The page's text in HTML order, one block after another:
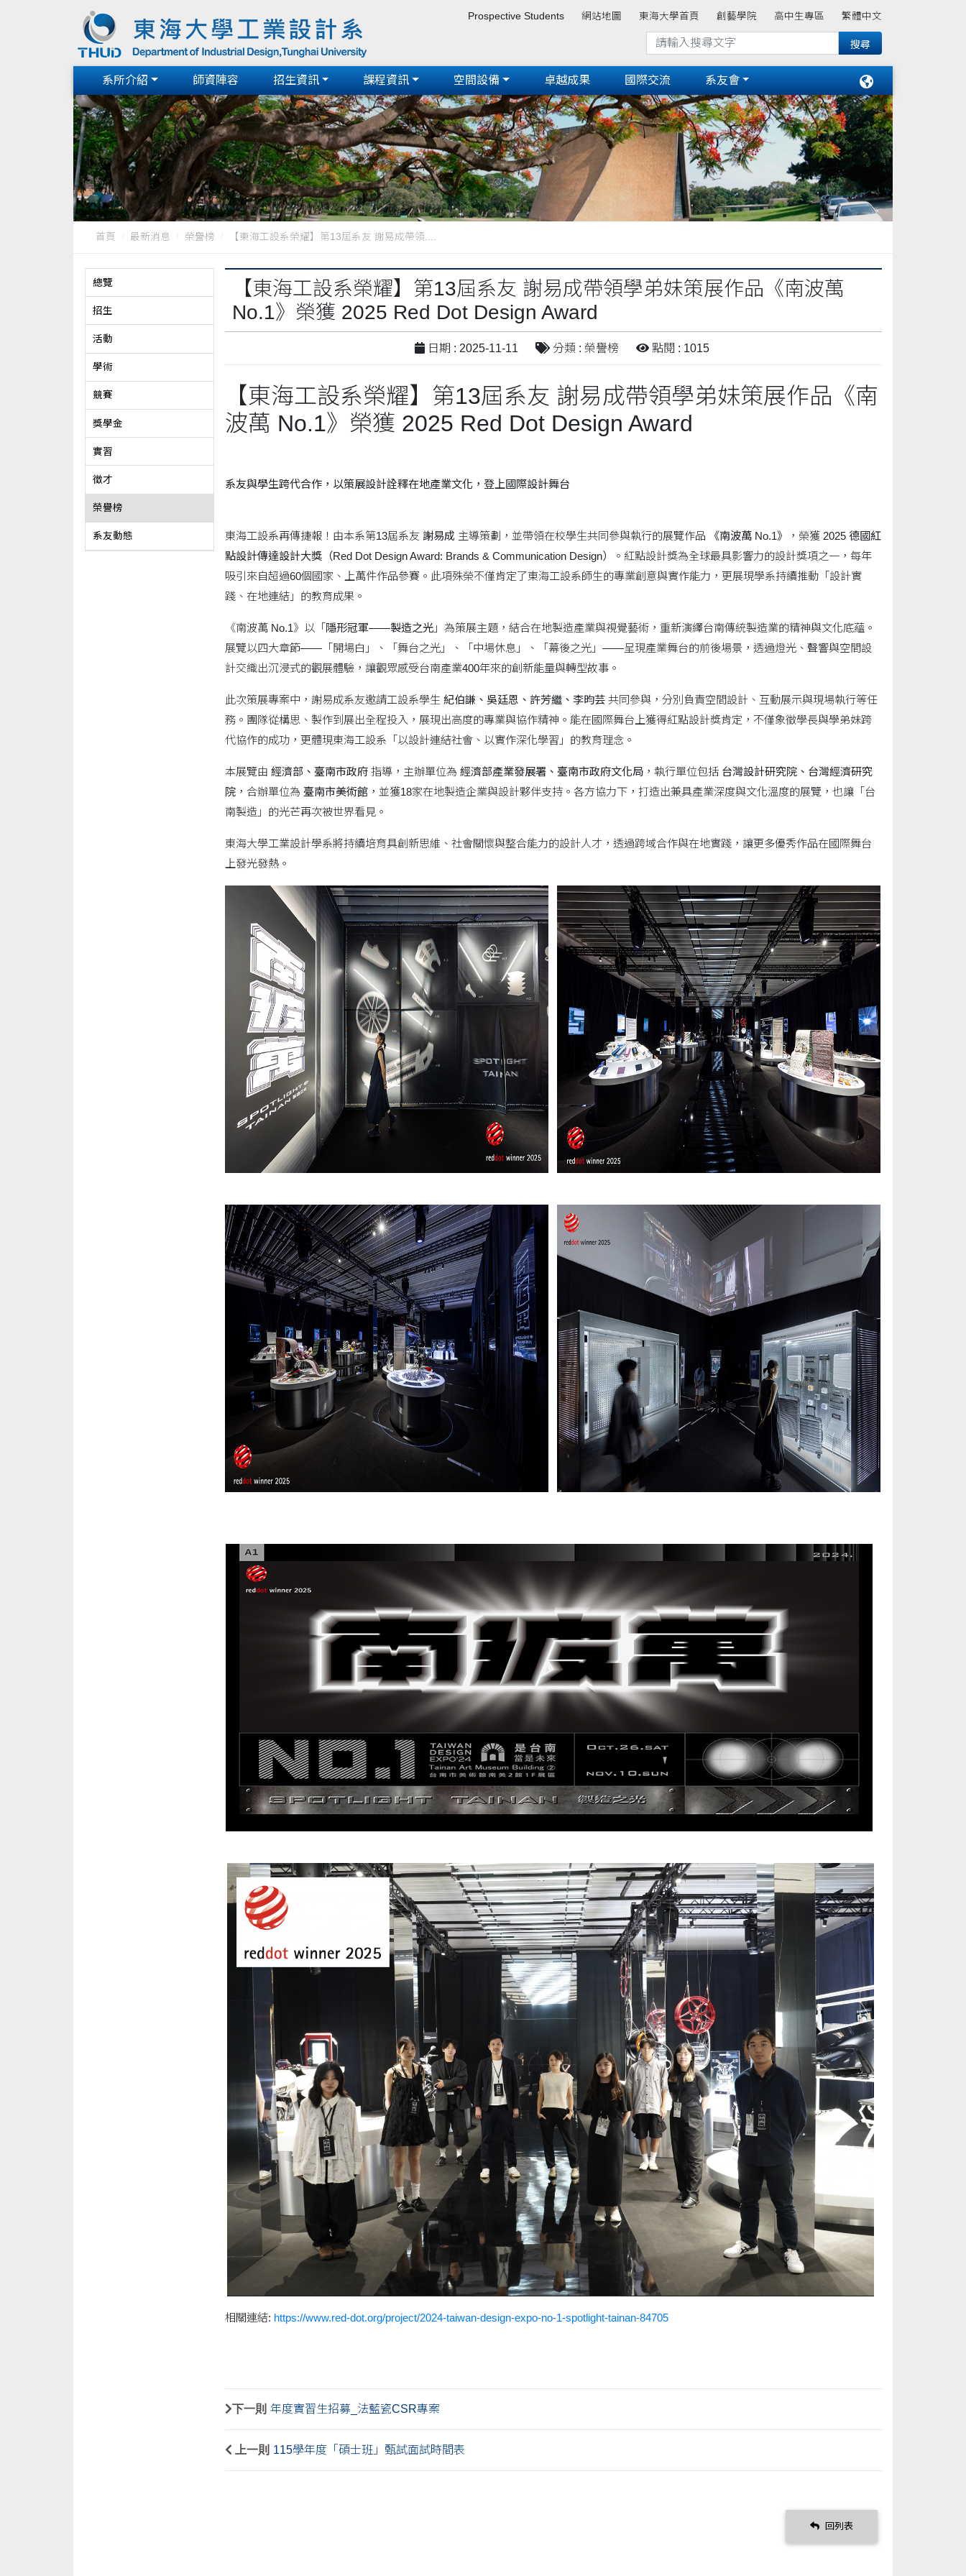
Prospective Students 網站地圖 東海大學首頁 創藝學院 高中生專區 繁體中文
系所介紹 師資陣容 招生資訊 課程資訊 空間設備 卓越成果 國際交流 系友會
首頁 最新消息 榮譽榜 【東海工設系榮耀】第13屆系友 謝易成帶領....
總覽
招生
活動
學術
競賽
獎學金
實習
徵才
榮譽榜
系友動態
【東海工設系榮耀】第13屆系友 謝易成帶領學弟妹策展作品《南波萬
No.1》榮獲 2025 Red Dot Design Award
日期 : 2025-11-11 分類 : 榮譽榜 點閱 : 1015
【東海工設系榮耀】第13屆系友 謝易成帶領學弟妹策展作品《南
波萬 No.1》榮獲 2025 Red Dot Design Award
系友與學生跨代合作，以策展設計詮釋在地產業文化，登上國際設計舞台
東海工設系再傳捷報！由本系第13屆系友 謝易成 主導策劃，並帶領在校學生共同參與執行的展覽作品 《南波萬 No.1》 ，榮獲 2025 德國紅
點設計傳達設計大獎（Red Dot Design Award: Brands & Communication Design）
。紅點設計獎為全球最具影響力的設計獎項之一，每年
吸引來自超過60個國家、上萬件作品參賽。此項殊榮不僅肯定了東海工設系師生的專業創意與實作能力，更展現學系持續推動「設計實
踐、在地連結」的教育成果。
《南波萬 No.1》以「 隱形冠軍——製造之光 」為策展主題，結合在地製造產業與視覺藝術，重新演繹台南傳統製造業的精神與文化底蘊。
展覽以四大章節——「開場白」、「舞台之光」、「中場休息」、「幕後之光」——呈現產業舞台的前後場景，透過燈光、聲響與空間設
計交織出沉浸式的觀展體驗，讓觀眾感受台南產業400年來的創新能量與轉型故事。
此次策展專案中，謝易成系友邀請工設系學生 紀伯謙、吳廷恩、許芳繼、李昀芸 共同參與，分別負責空間設計、互動展示與現場執行等任
務。團隊從構思、製作到展出全程投入，展現出高度的專業與協作精神。能在國際舞台上獲得紅點設計獎肯定，不僅象徵學長與學弟妹跨
代協作的成功，更體現東海工設系「以設計連結社會、以實作深化學習」的教育理念。
本展覽由 經濟部、臺南市政府 指導，主辦單位為 經濟部產業發展署、臺南市政府文化局 ，執行單位包括 台灣設計研究院、台灣經濟研究
院 ，合辦單位為 臺南市美術館 ，並獲18家在地製造企業與設計夥伴支持。各方協力下，打造出兼具產業深度與文化溫度的展覽，也讓「台
南製造」的光芒再次被世界看見。
東海大學工業設計學系將持續培育具創新思維、社會關懷與整合能力的設計人才，透過跨域合作與在地實踐，讓更多優秀作品在國際舞台
上發光發熱。
相關連結: https://www.red-dot.org/project/2024-taiwan-design-expo-no-1-spotlight-tainan-84705
下一則 年度實習生招募_法藍瓷CSR專案
上一則 115學年度「碩士班」甄試面試時間表
回列表